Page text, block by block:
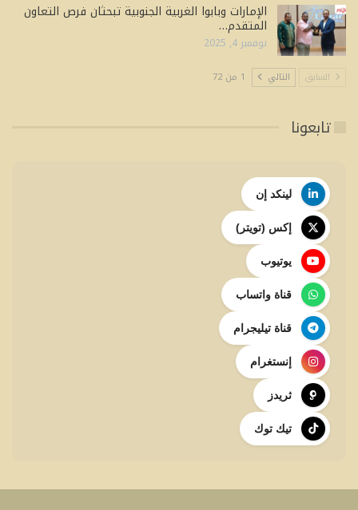
الإمارات وبابوا الغربية الجنوبية تبحثان فرص التعاون
المتقدم…
نوفمبر 4, 2025
السابق التالي 1 من 72
تابعونا
لينكد إن
إكس (تويتر)
يوتيوب
قناة واتساب
قناة تيليجرام
إنستغرام
ثريدز
تيك توك